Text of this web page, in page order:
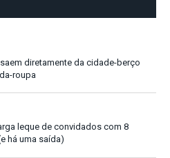
diretamente da cidade-berço
roupa
leque de convidados com 8
há uma saída)